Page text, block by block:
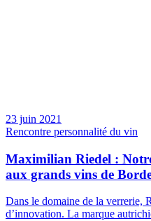
23 juin 2021
Rencontre personnalité du vin
Maximilian Riedel :
aux grands vins de
Dans le domaine de la verrerie,
d’innovation. La marque